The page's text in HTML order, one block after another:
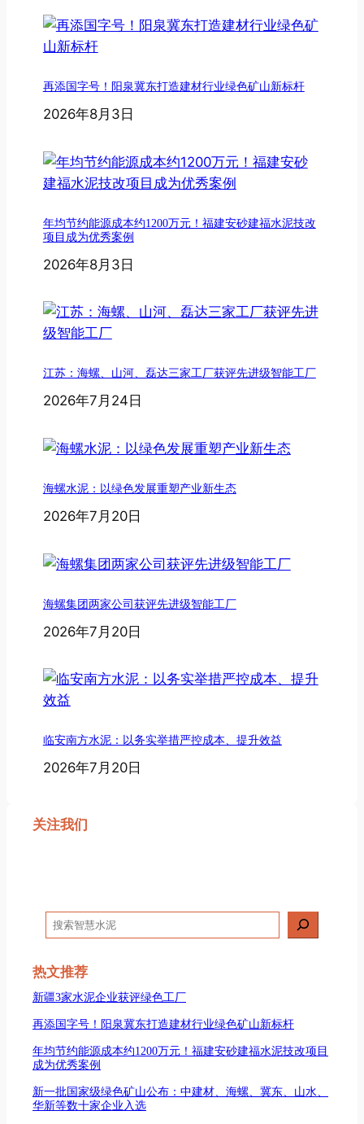
再添国字号！阳泉冀东打造建材行业绿色矿山新标杆
2026年8月3日
年均节约能源成本约1200万元！福建安砂建福水泥技改
项目成为优秀案例
2026年8月3日
江苏：海螺、山河、磊达三家工厂获评先进级智能工厂
2026年7月24日
海螺水泥：以绿色发展重塑产业新生态
2026年7月20日
海螺集团两家公司获评先进级智能工厂
2026年7月20日
临安南方水泥：以务实举措严控成本、提升效益
2026年7月20日
关注我们
搜
索
热文推荐
新疆3家水泥企业获评绿色工厂
再添国字号！阳泉冀东打造建材行业绿色矿山新标杆
年均节约能源成本约1200万元！福建安砂建福水泥技改项目
成为优秀案例
新一批国家级绿色矿山公布：中建材、海螺、冀东、山水、
华新等数十家企业入选